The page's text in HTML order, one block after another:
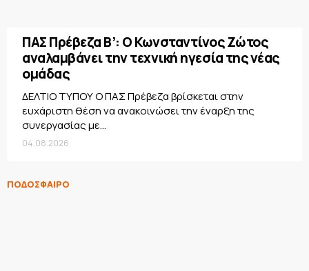
ΠΑΣ Πρέβεζα Β’: Ο Κωνσταντίνος Ζώτος
αναλαμβάνει την τεχνική ηγεσία της νέας
ομάδας
ΔΕΛΤΙΟ ΤΥΠΟΥ Ο ΠΑΣ Πρέβεζα βρίσκεται στην
ευχάριστη θέση να ανακοινώσει την έναρξη της
συνεργασίας με...
04.08.2026
ΠΟΔΟΣΦΑΙΡΟ